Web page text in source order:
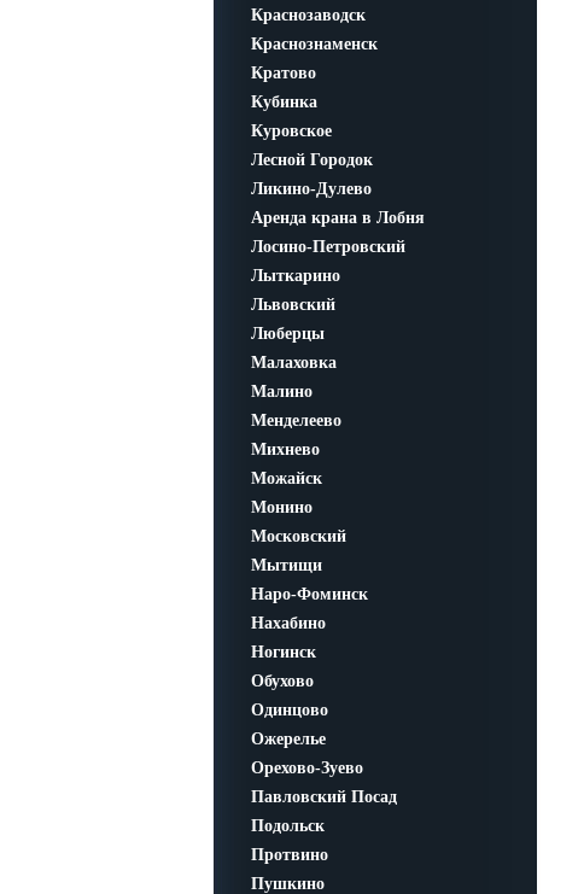
Краснозаводск
Краснознаменск
Кратово
Кубинка
Куровское
Лесной Городок
Ликино-Дулево
Аренда крана в Лобня
Лосино-Петровский
Лыткарино
Львовский
Люберцы
Малаховка
Малино
Менделеево
Михнево
Можайск
Монино
Московский
Мытищи
Наро-Фоминск
Нахабино
Ногинск
Обухово
Одинцово
Ожерелье
Орехово-Зуево
Павловский Посад
Подольск
Протвино
Пушкино